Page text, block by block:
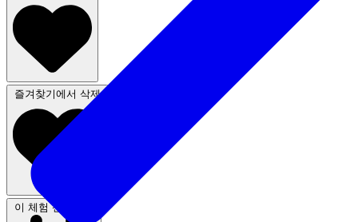
즐겨찾기에서 삭제
이 체험 신청하기